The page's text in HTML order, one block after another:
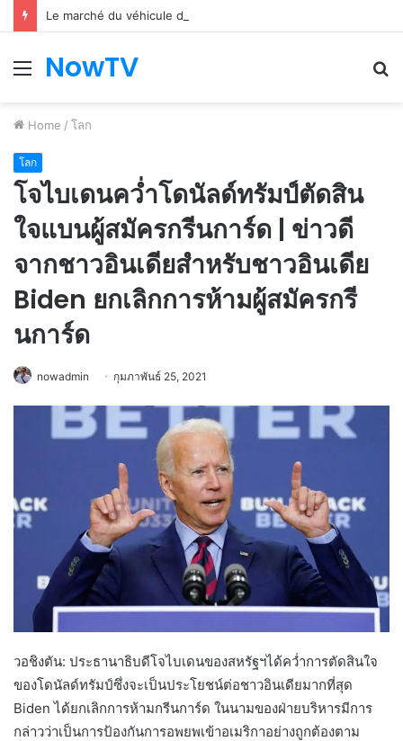
Le marché du véhicule d’occasion en plein essor
Menu
NowTV
Home / โลก
โลก
โจไบเดนคว่ำโดนัลด์ทรัมป์ตัดสิน
ใจแบนผู้สมัครกรีนการ์ด | ข่าวดี
จากชาวอินเดียสำหรับชาวอินเดีย
Biden ยกเลิกการห้ามผู้สมัครกรี
นการ์ด
nowadmin กุมภาพันธ์ 25, 2021
วอชิงตัน: ​​ประธานาธิบดีโจไบเดนของสหรัฐฯได้คว่ำการตัดสินใจ
ของโดนัลด์ทรัมป์ซึ่งจะเป็นประโยชน์ต่อชาวอินเดียมากที่สุด
Biden ได้ยกเลิกการห้ามกรีนการ์ด ในนามของฝ่ายบริหารมีการ
กล่าวว่าเป็นการป้องกันการอพยพเข้าอเมริกาอย่างถูกต้องตาม